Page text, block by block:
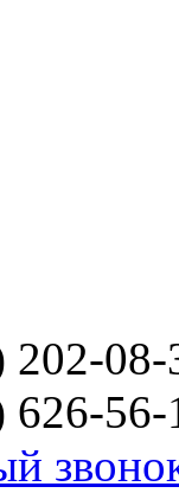
202-08-
626-56-